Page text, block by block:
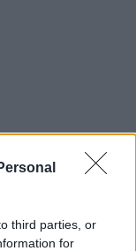
third parties, or
for